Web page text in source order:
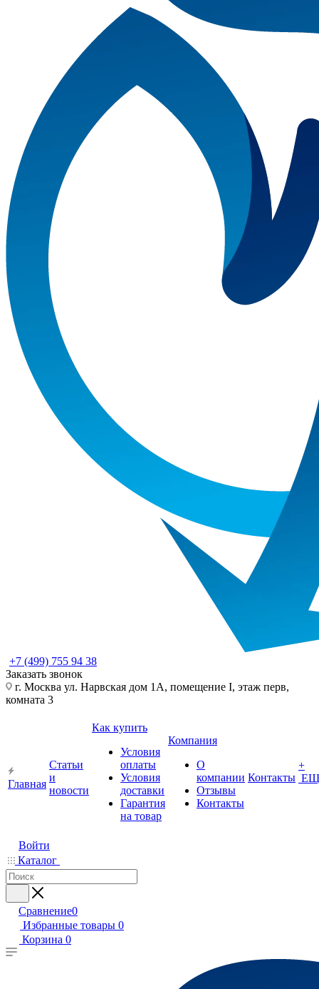
+7 (499) 755 94 38
Заказать звонок
г. Москва ул. Нарвская дом 1А, помещение I, этаж перв,
комната 3
Главная
Статьи
и
новости
Как купить
Условия
оплаты
Условия
доставки
Гарантия
на товар
Компания
О
компании
Отзывы
Контакты
Контакты
+
Войти
Каталог
Сравнение0
Избранные товары 0
Корзина 0